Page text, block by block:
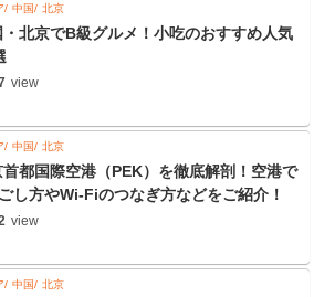
中国 北京
・北京でB級グルメ！小吃のおすすめ人気
view
中国 北京
首都国際空港（PEK）を徹底解剖！空港で
し方やWi-Fiのつなぎ方などをご紹介！
view
中国 北京